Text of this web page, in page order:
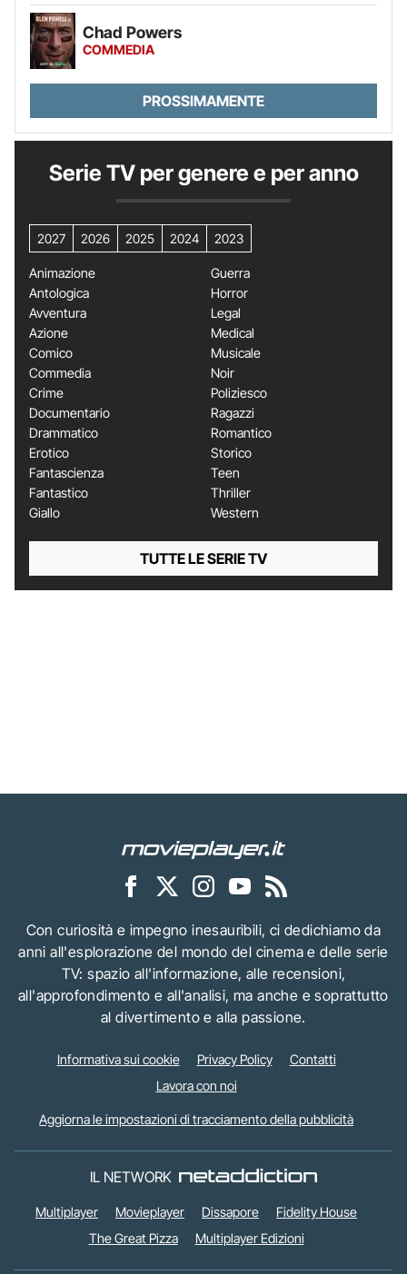
Chad Powers
COMMEDIA
PROSSIMAMENTE
Serie TV per genere e per anno
2027 2026 2025 2024 2023
Animazione
Antologica
Avventura
Azione
Comico
Commedia
Crime
Documentario
Drammatico
Erotico
Fantascienza
Fantastico
Giallo
Guerra
Horror
Legal
Medical
Musicale
Noir
Poliziesco
Ragazzi
Romantico
Storico
Teen
Thriller
Western
TUTTE LE SERIE TV
Con curiosità e impegno inesauribili, ci dedichiamo da
anni all'esplorazione del mondo del cinema e delle serie
TV: spazio all'informazione, alle recensioni,
all'approfondimento e all'analisi, ma anche e soprattutto
al divertimento e alla passione.
Informativa sui cookie Privacy Policy
Contatti
Lavora con noi
Aggiorna le impostazioni di tracciamento della pubblicità
IL NETWORK
Multiplayer Movieplayer Dissapore
Fidelity House
The Great Pizza
Multiplayer Edizioni